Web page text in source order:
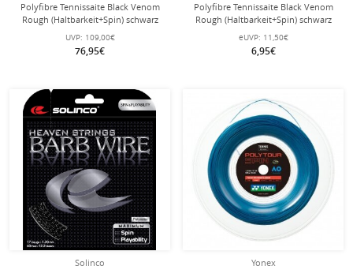
Polyfibre Tennissaite Black Venom
Rough (Haltbarkeit+Spin) schwarz
200m Rolle
UVP: 109,00€
76,95€
Polyfibre Tennissaite Black Venom
Rough (Haltbarkeit+Spin) schwarz
12m Set
eUVP: 11,50€
6,95€
Solinco Yonex